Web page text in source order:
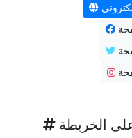
الخريطة